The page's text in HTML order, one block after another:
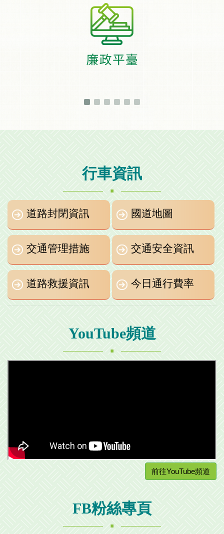
行車資訊
.
道路封閉資訊 國道地圖
交通管理措施 交通安全資訊
道路救援資訊 今日通行費率
YouTube頻道
.
前往YouTube頻道
FB粉絲專頁
.